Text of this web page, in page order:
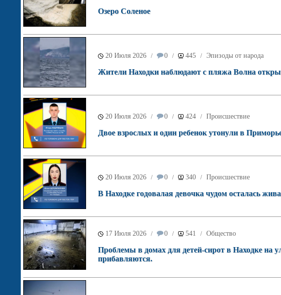
Озеро Соленое
20 Июля 2026 / 0 / 445 / Эпизоды от народа
Жители Находки наблюдают с пляжа Волна
20 Июля 2026 / 0 / 424 / Происшествие
Двое взрослых и один ребенок утонули в
20 Июля 2026 / 0 / 340 / Происшествие
В Находке годовалая девочка чудом осталась
17 Июля 2026 / 0 / 541 / Общество
Проблемы в домах для детей-сирот в Находке на
прибавляются.